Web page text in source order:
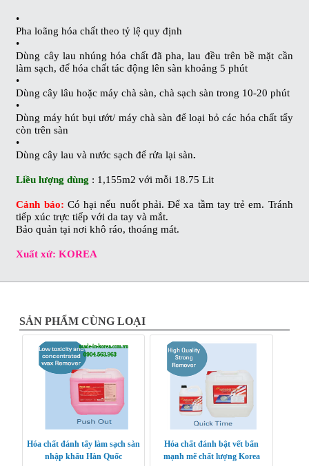
•
Pha loãng hóa chất theo tỷ lệ quy định
•
Dùng cây lau nhúng hóa chất đã pha, lau đều trên bề mặt cần
làm sạch, để hóa chất tác động lên sàn khoảng 5 phút
•
Dùng cây lâu hoặc máy chà sàn, chà sạch sàn trong 10-20 phút
•
Dùng máy hút bụi ướt/ máy chà sàn để loại bỏ các hóa chất tẩy
còn trên sàn
•
Dùng cây lau và nước sạch để rửa lại sàn.
Liều lượng dùng : 1,155m2 với mỗi 18.75 Lit
Cảnh báo: Có hại nếu nuốt phải. Để xa tầm tay trẻ em. Tránh
tiếp xúc trực tiếp với da tay và mắt.
Bảo quản tại nơi khô ráo, thoáng mát.
Xuất xứ: KOREA
SẢN PHẨM CÙNG LOẠI
Hóa chất đánh tẩy làm sạch sàn
nhập khẩu Hàn Quốc
Hóa chất đánh bật vết bẩn
mạnh mẽ chất lượng Korea